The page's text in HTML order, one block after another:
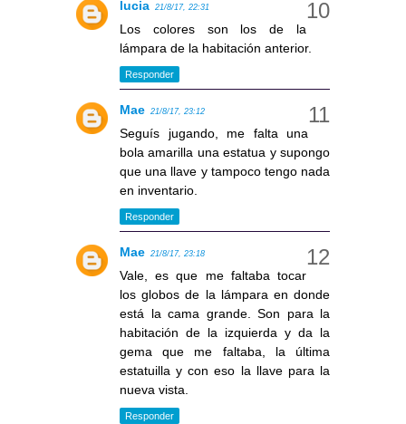
lucia 21/8/17, 22:31
Los colores son los de la
lámpara de la habitación anterior.
Responder
Mae 21/8/17, 23:12
Seguís jugando, me falta una
bola amarilla una estatua y supongo
que una llave y tampoco tengo nada
en inventario.
Responder
Mae 21/8/17, 23:18
Vale, es que me faltaba tocar
los globos de la lámpara en donde
está la cama grande. Son para la
habitación de la izquierda y da la
gema que me faltaba, la última
estatuilla y con eso la llave para la
nueva vista.
Responder